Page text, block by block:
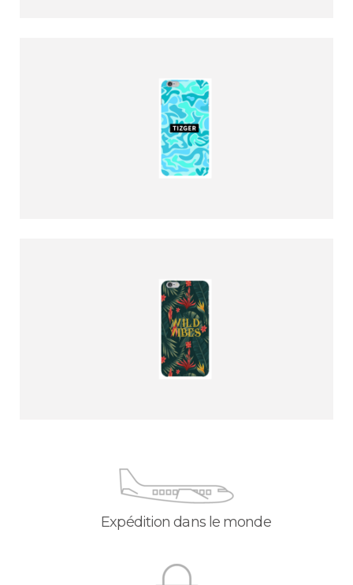
Expédition dans le monde